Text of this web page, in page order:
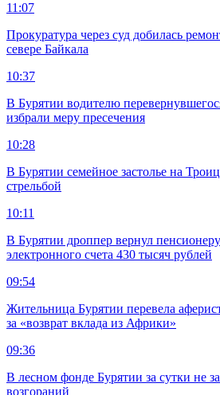
11:07
Прокуратура через суд добилась
севере Байкала
10:37
В Бурятии водителю
избрали меру пресечения
10:28
В Бурятии семейное застолье на
стрельбой
10:11
В Бурятии дроппер вернул
электронного счета 430 тысяч рублей
09:54
Жительница Бурятии перевела
за «возврат вклада из Африки»
09:36
В лесном фонде Бурятии за сутки не
возгораний